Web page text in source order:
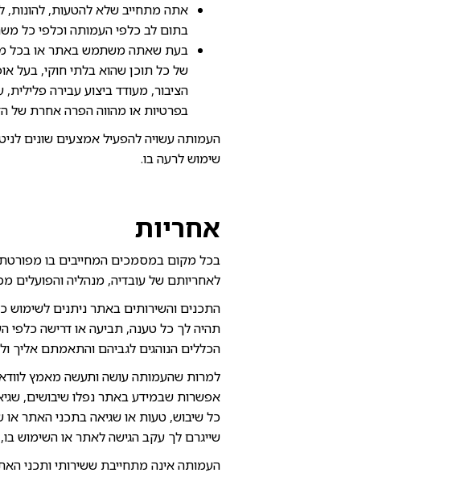
אתה מתחייב שלא להטעות, להונות,
בתום לב כלפי העמותה וכלפי כל
בעת שאתה משתמש באתר או בכל
של כל תוכן שהוא בלתי חוקי, בעל
הציבור, מעודד ביצוע עבירה
בפרטיות או מהווה הפרה אחרת של
העמותה עשויה להפעיל אמצעים שונים
שימוש לרעה בו.
אחריות
בכל מקום במסמכים המחייבים בו
לאחריותם של עובדיה, מנהליה והפועלים
תהיה לך כל טענה, תביעה או דרישה כלפי
הכללים הנוהגים לגביהם והתאמתם אליך
למרות שהעמותה עושה ותעשה מאמץ
אפשרות שבמידע באתר נפלו שיבושים,
כל שיבוש, טעות או שגיאה בתכני האתר או
שייגרם לך עקב הגישה לאתר או השימוש
העמותה אינה מתחייבת ששירותי ותכני